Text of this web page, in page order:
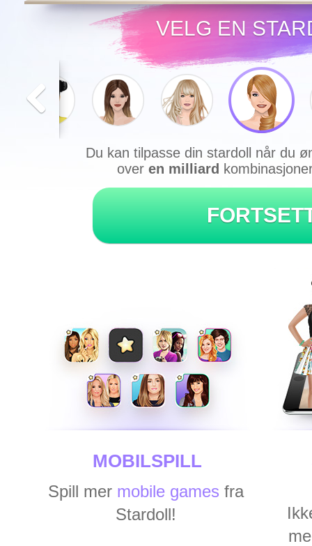
VELG EN
Du kan tilpasse din stardoll når du
over en milliard
MOBILSPILL
Spill mer mobile games fra
Stardoll!